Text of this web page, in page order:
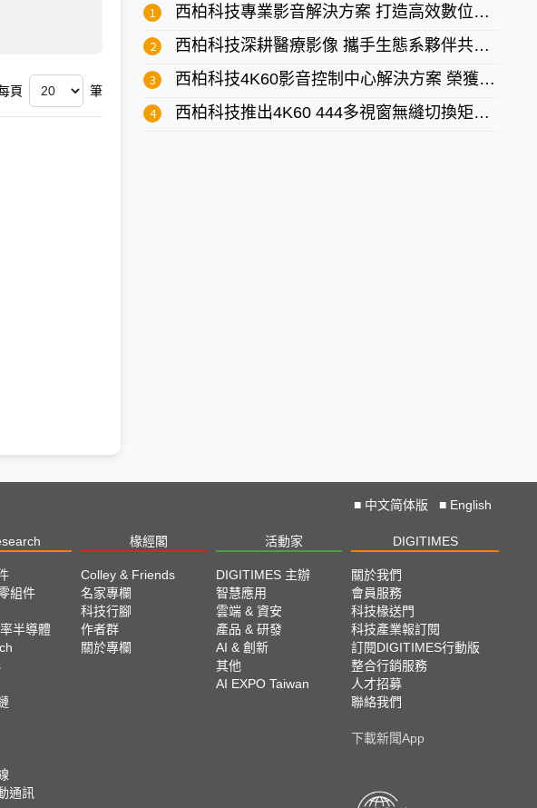
頁 筆
西柏科技專業影音解決方案 打造高效數位法庭
西柏科技深耕醫療影像 攜手生態系夥伴共創影像整合新紀元
西柏科技4K60影音控制中心解決方案 榮獲2026台灣精品獎
西柏科技推出4K60 444多視窗無縫切換矩陣 打造彈性直覺的控制中心與會議空間
■ 中文简体版 ■ English
椽經閣 活動家 DIGITIMES
組件
半導體
通訊
Colley & Friends
名家專欄
科技行腳
作者群
關於專欄
DIGITIMES 主辦
智慧應用
雲端 & 資安
產品 & 研發
AI & 創新
其他
AI EXPO Taiwan
關於我們
會員服務
科技椽送門
科技產業報訂閱
訂閱DIGITIMES行動版
整合行銷服務
人才招募
聯絡我們
下載新聞App